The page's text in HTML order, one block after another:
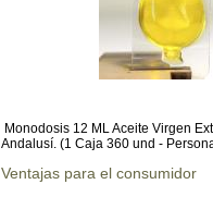
Monodosis 12 ML Aceite Virgen
Andalusí. (1 Caja 360 und -
Ventajas para el consumidor